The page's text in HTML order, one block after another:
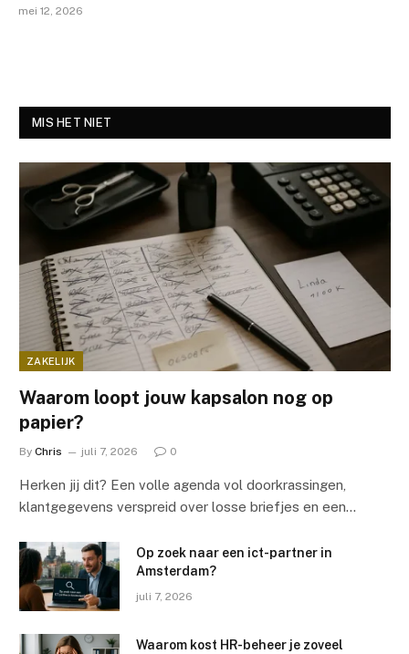
mei 12, 2026
MIS HET NIET
ZAKELIJK
Waarom loopt jouw kapsalon nog op
papier?
By Chris juli 7, 2026 0
Herken jij dit? Een volle agenda vol doorkrassingen,
klantgegevens verspreid over losse briefjes en een…
Op zoek naar een ict-partner in
Amsterdam?
juli 7, 2026
Waarom kost HR-beheer je zoveel